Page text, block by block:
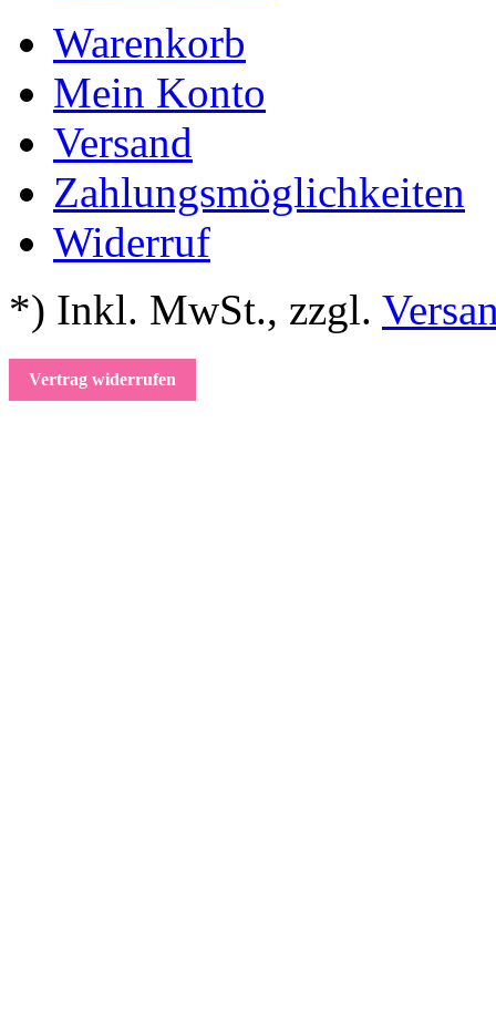
Warenkorb
Mein Konto
Versand
Zahlungsmöglichkeiten
Widerruf
*) Inkl. MwSt., zzgl.
Vertrag widerrufen